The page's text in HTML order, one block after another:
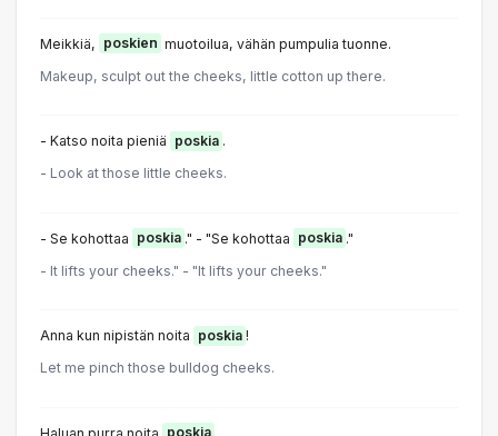
Meikkiä, poskien muotoilua, vähän pumpulia tuonne.
Makeup, sculpt out the cheeks, little cotton up there.
- Katso noita pieniä poskia .
- Look at those little cheeks.
- Se kohottaa poskia ." - "Se kohottaa poskia ."
- It lifts your cheeks." - "It lifts your cheeks."
Anna kun nipistän noita poskia !
Let me pinch those bulldog cheeks.